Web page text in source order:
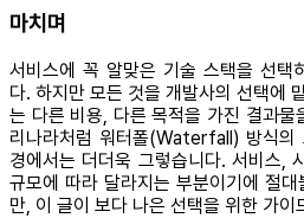
마치며
서비스에 꼭 알맞은 기술 스택을 선택
다. 하지만 모든 것을 개발사의 선택에
는 다른 비용, 다른 목적을 가진 결과물
리나라처럼 워터폴(Waterfall) 방식의
경에서는 더더욱 그렇습니다. 서비스,
규모에 따라 달라지는 부분이기에 절
만, 이 글이 보다 나은 선택을 위한 가이